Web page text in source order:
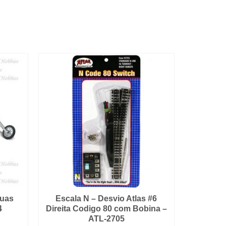
Escala N – Desvio Atlas #6
Direita Codigo 80 com Bobina –
ATL-2705